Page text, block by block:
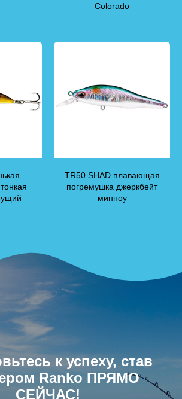
Colorado
TR50 SHAD плавающая
погремушка джеркбейт
минноу
к успеху, став
Ranko ПРЯМО
СЕЙЧАС!